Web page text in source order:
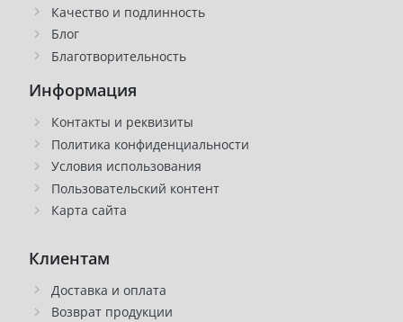
Качество и подлинность
Блог
Благотворительность
Информация
Контакты и реквизиты
Политика конфиденциальности
Условия использования
Пользовательский контент
Карта сайта
Клиентам
Доставка и оплата
Возврат продукции